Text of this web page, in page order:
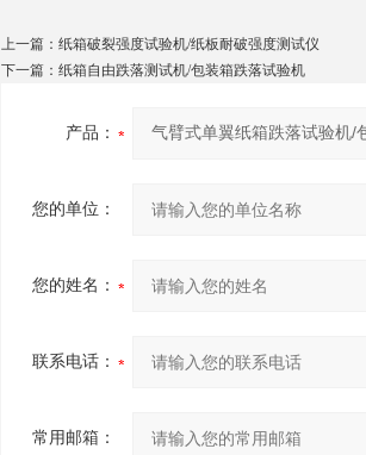
上一篇： 纸箱破裂强度试验机/纸板耐破强度测试仪
下一篇： 纸箱自由跌落测试机/包装箱跌落试验机
产品：
您的单位：
您的姓名：
联系电话：
常用邮箱：